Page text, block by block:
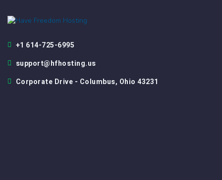
+1 614-725-6995
support@hfhosting.us
Corporate Drive - Columbus, Ohio 43231